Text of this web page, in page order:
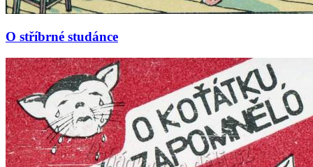
O stříbrné studánce